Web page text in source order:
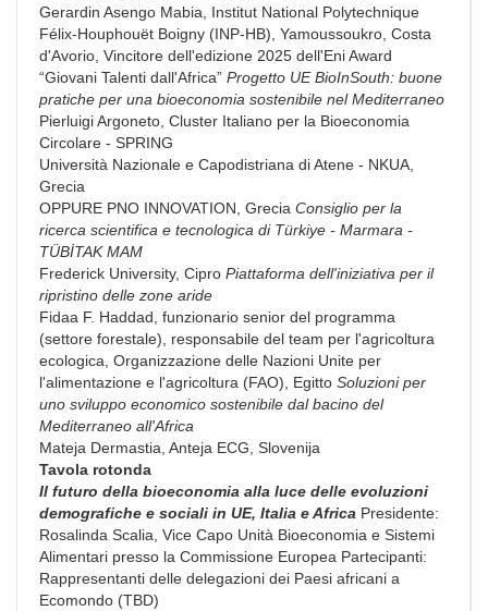
Gerardin Asengo Mabia, Institut National Polytechnique
Félix-Houphouët Boigny (INP-HB), Yamoussoukro, Costa
d'Avorio, Vincitore dell'edizione 2025 dell'Eni Award
“Giovani Talenti dall'Africa” Progetto UE BioInSouth: buone
pratiche per una bioeconomia sostenibile nel Mediterraneo
Pierluigi Argoneto, Cluster Italiano per la Bioeconomia
Circolare - SPRING
Università Nazionale e Capodistriana di Atene - NKUA,
Grecia
OPPURE PNO INNOVATION, Grecia Consiglio per la
ricerca scientifica e tecnologica di Türkiye - Marmara -
TÜBİTAK MAM
Frederick University, Cipro Piattaforma dell'iniziativa per il
ripristino delle zone aride
Fidaa F. Haddad, funzionario senior del programma
(settore forestale), responsabile del team per l'agricoltura
ecologica, Organizzazione delle Nazioni Unite per
l'alimentazione e l'agricoltura (FAO), Egitto Soluzioni per
uno sviluppo economico sostenibile dal bacino del
Mediterraneo all'Africa
Mateja Dermastia, Anteja ECG, Slovenija
Tavola rotonda
Il futuro della bioeconomia alla luce delle evoluzioni
demografiche e sociali in UE, Italia e Africa Presidente:
Rosalinda Scalia, Vice Capo Unità Bioeconomia e Sistemi
Alimentari presso la Commissione Europea Partecipanti:
Rappresentanti delle delegazioni dei Paesi africani a
Ecomondo (TBD)